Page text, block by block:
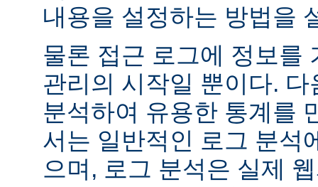
내용을 설정하는 방법을
물론 접근 로그에 정보를
관리의 시작일 뿐이다.
분석하여 유용한 통계를
서는 일반적인 로그 분석
으며, 로그 분석은 실제